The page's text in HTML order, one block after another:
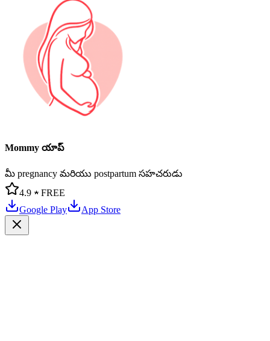
Mommy యాప్
మీ pregnancy మరియు postpartum సహచరుడు
4.9 ★ FREE
Google Play
App Store